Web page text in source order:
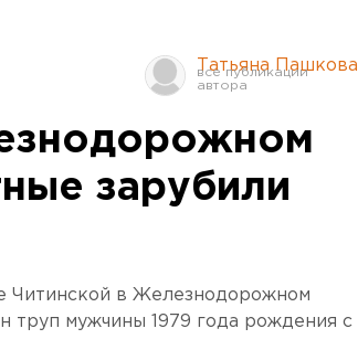
Татьяна Пашкова
зарубили
Читинской в Железнодорожном
труп мужчины 1979 года рождения с